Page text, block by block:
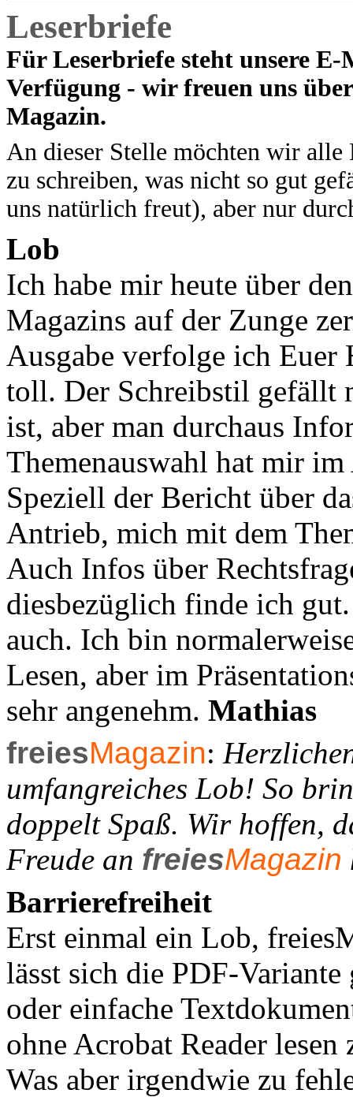
Leserbriefe
Für Leserbriefe steht unsere E-
Verfügung - wir freuen uns
Magazin.
An dieser Stelle möchten wir alle
zu schreiben, was nicht so gut
uns natürlich freut), aber nur
Lob
Ich habe mir heute über
Magazins auf der Zunge
Ausgabe verfolge ich Euer
toll. Der Schreibstil gefällt
ist, aber man durchaus
Themenauswahl hat mir
Speziell der Bericht über
Antrieb, mich mit dem
Auch Infos über
diesbezüglich finde ich
auch. Ich bin
Lesen, aber im
sehr angenehm. Mathias
freiesMagazin:
umfangreiches Lob! So
doppelt Spaß. Wir hoffen,
Freude an freiesMagazin
Barrierefreiheit
Erst einmal ein Lob,
lässt sich die PDF-
oder einfache
ohne Acrobat Reader lesen
Was aber irgendwie zu